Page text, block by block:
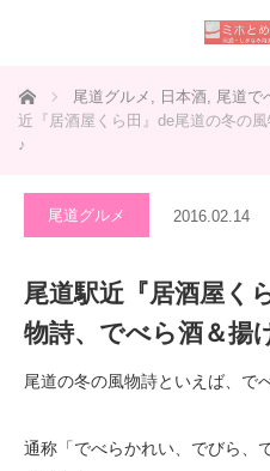
ホーム 尾道グルメ , 日本酒, 尾道で
近『居酒屋くら田』de尾道の冬の
♪
尾道グルメ 2016.02.14
尾道駅近『居酒屋く
物詩、でべら酒＆揚
尾道の冬の風物詩といえば、で
通称「でべらかれい、でびら、